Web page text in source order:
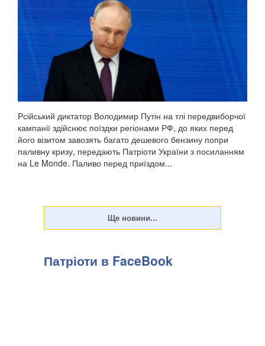
Рсійський диктатор Володимир Путін на тлі передвиборчої
кампанії здійснює поїздки регіонами РФ, до яких перед
його візитом завозять багато дешевого бензину попри
паливну кризу, передають Патріоти України з посиланням
на Le Monde. Паливо перед приїздом...
Патріоти в FaceBook